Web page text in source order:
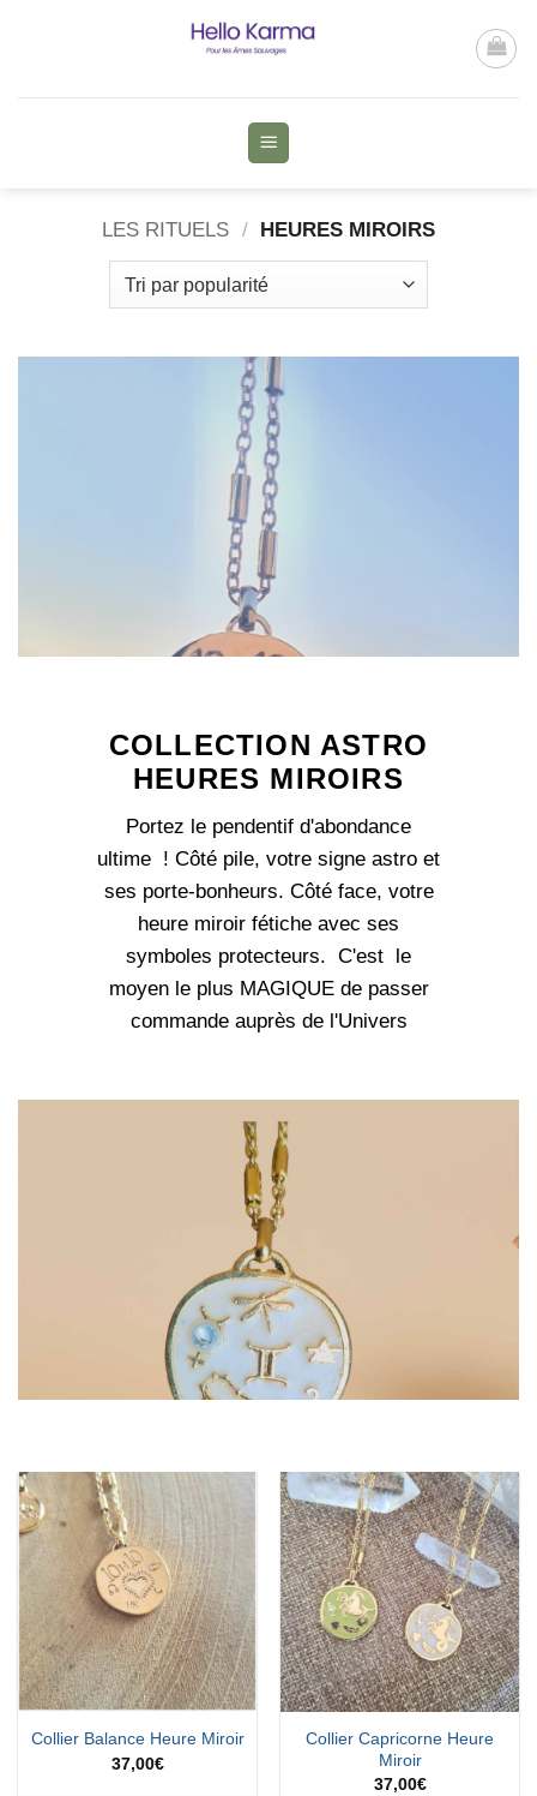
LES RITUELS / HEURES MIROIRS
COLLECTION ASTRO
HEURES MIROIRS
Portez le pendentif d'abondance
ultime ! Côté pile, votre signe astro et
ses porte-bonheurs. Côté face, votre
heure miroir fétiche avec ses
symboles protecteurs. C'est le
moyen le plus MAGIQUE de passer
commande auprès de l'Univers
Collier Balance Heure Miroir
37,00€
Collier Capricorne Heure
Miroir
37,00€